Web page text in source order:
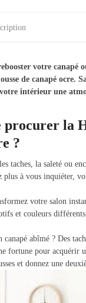
votre canapé
de canapé ocre.
intérieur une
procurer la
?
taches, la saleté ou
plus à vous inquiéter,
votre salon
et couleurs
canapé abîmé ? Des
fortune pour acquérir
et donnez une